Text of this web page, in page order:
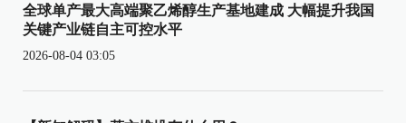
全球单产最大高端聚乙烯醇生产基地建成 大幅提升我国
关键产业链自主可控水平
2026-08-04 03:05